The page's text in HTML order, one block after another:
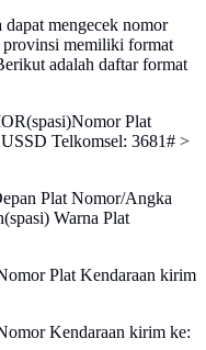
mengecek nomor
provinsi memiliki format
adalah daftar format
Plat
Telkomsel: 3681# >
Plat Nomor/Angka
Warna Plat
Plat Kendaraan kirim
Kendaraan kirim ke: